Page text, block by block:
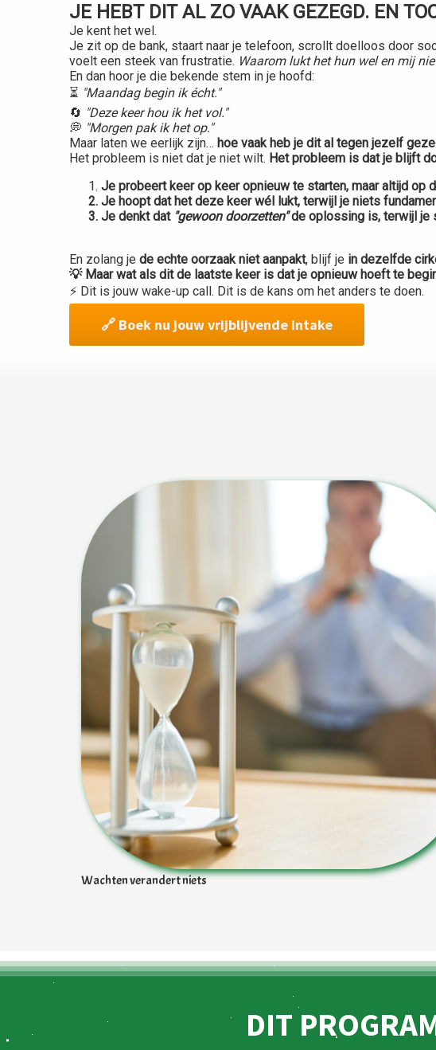
JE HEBT DIT AL ZO VAAK GEZEGD. EN
Je kent het wel.
Je zit op de bank, staart naar je telefoon, scrollt doelloos door
voelt een steek van frustratie. Waarom lukt het hun wel en mij
En dan hoor je die bekende stem in je hoofd:
⏳ "Maandag begin ik écht."
🔄 "Deze keer hou ik het vol."
💭 "Morgen pak ik het op."
Maar laten we eerlijk zijn… hoe vaak heb je dit al tegen jezelf
Het probleem is niet dat je niet wilt. Het probleem is dat je blijft
Je probeert keer op keer opnieuw te starten, maar altijd op
Je hoopt dat het deze keer wél lukt, terwijl je niets
Je denkt dat "gewoon doorzetten"de oplossing is, terwijl je
En zolang je de echte oorzaak niet aanpakt, blijf je in dezelfde
💡 Maar wat als dit de laatste keer is dat je opnieuw hoeft te
⚡ Dit is jouw wake-up call. Dit is de kans om het anders te doen.
🔗 Boek nu jouw vrijblijvende intake
Wachten verandert niets
DIT